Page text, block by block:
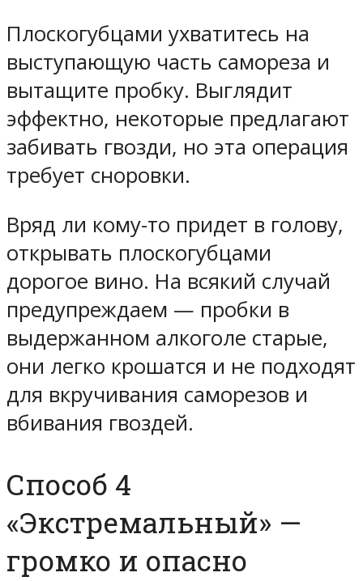
Плоскогубцами ухватитесь на
выступающую часть самореза и
вытащите пробку. Выглядит
эффектно, некоторые предлагают
забивать гвозди, но эта операция
требует сноровки.
Вряд ли кому-то придет в голову,
открывать плоскогубцами
дорогое вино. На всякий случай
предупреждаем — пробки в
выдержанном алкоголе старые,
они легко крошатся и не подходят
для вкручивания саморезов и
вбивания гвоздей.
Способ 4
«Экстремальный» —
громко и опасно